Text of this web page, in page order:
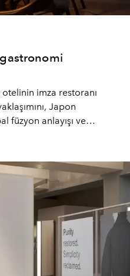
imza restoranı
Japon
füzyon anlayışı ve